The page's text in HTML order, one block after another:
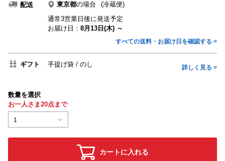
配送 東京都の場合
(冷蔵便)
通常3営業日後に発送予定
お届け日： 8月13日(木) ～
すべての送料・お届け日を確認する >
ギフト 手提げ袋 のし 詳しく見る >
数量を選択
お一人さま20点まで
1
カートに入れる